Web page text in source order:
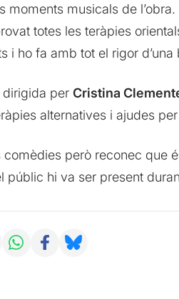
moments musicals de l’obra.
totes les teràpies
i ho fa amb tot el rigor d’una
dirigida per Cristina
alternatives i ajudes per
comèdies però reconec que
públic hi va ser present